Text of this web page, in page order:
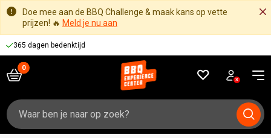
Doe mee aan de BBQ Challenge & maak kans op vette
prijzen! 🔥 Meld je nu aan
365 dagen bedenktijd
Zoeken
naar: